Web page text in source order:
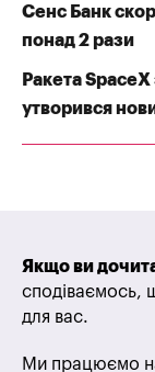
Сенс Банк
понад 2 рази
Ракета
утворився
Якщо ви
сподіваємось,
для вас.
Ми працюємо